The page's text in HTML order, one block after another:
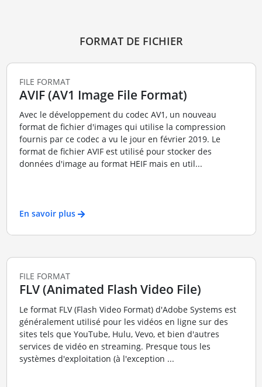
FORMAT DE FICHIER
FILE FORMAT
AVIF (AV1 Image File Format)
Avec le développement du codec AV1, un nouveau
format de fichier d'images qui utilise la compression
fournis par ce codec a vu le jour en février 2019. Le
format de fichier AVIF est utilisé pour stocker des
données d'image au format HEIF mais en util...
En savoir plus
FILE FORMAT
FLV (Animated Flash Video File)
Le format FLV (Flash Video Format) d'Adobe Systems est
généralement utilisé pour les vidéos en ligne sur des
sites tels que YouTube, Hulu, Vevo, et bien d'autres
services de vidéo en streaming. Presque tous les
systèmes d'exploitation (à l'exception ...